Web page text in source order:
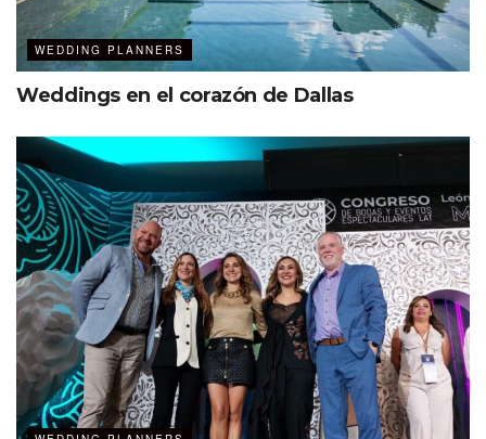
Su equipo de wedding planners certificado hará realidad
el sueño de la pareja, y ponen a su disposición cuatro
paquetes nupciales:
Signature
WEDDING PLANNERS
Weddings en el corazón de Dallas